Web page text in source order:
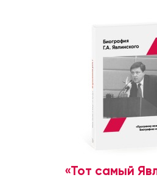
«Тот самый